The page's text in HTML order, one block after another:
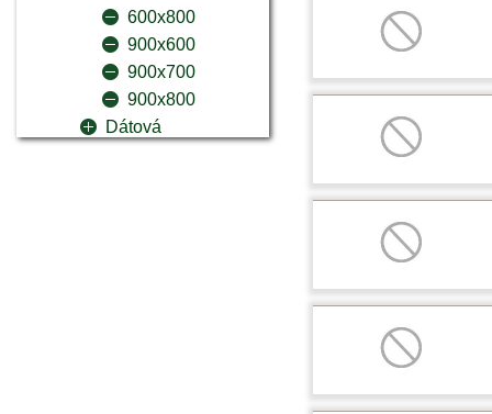
600x800
900x600
900x700
900x800
Dátová